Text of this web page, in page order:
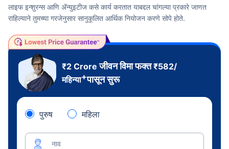
लाइफ इन्शुरन्स आणि ॲन्युइटीज कसे कार्य करतात याबद्दल चांगल्या प्रकारे जाणत
राहिल्याने तुमच्या गरजेनुसार सानुकूलित आर्थिक नियोजन करणे सोपे होते.
₹2 Croreजीवन विमा फक्त₹582/
महिन्या+पासून सुरू
पुरुष महिला
नाव